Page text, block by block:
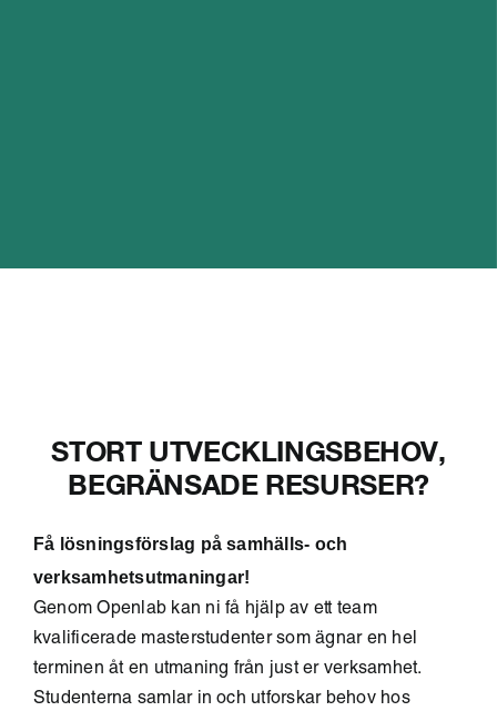
STORT UTVECKLINGSBEHOV,
BEGRÄNSADE RESURSER?
Få lösningsförslag på samhälls- och
verksamhetsutmaningar!
Genom Openlab kan ni få hjälp av ett team
kvalificerade masterstudenter som ägnar en hel
terminen åt en utmaning från just er verksamhet.
Studenterna samlar in och utforskar behov hos